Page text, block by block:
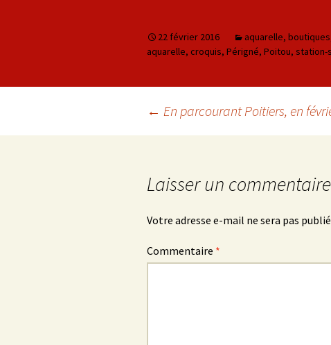
22 février 2016 aquarelle, boutiques
aquarelle, croquis, Périgné, Poitou, station-
Navigation des
← En parcourant Poitiers, en
Laisser un commentaire
Votre adresse e-mail ne sera pas
Commentaire *